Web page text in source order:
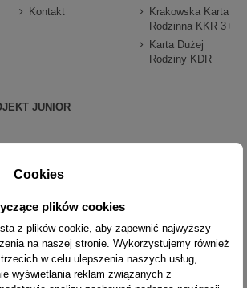
Kontakt
Krakowska Karta
Rodzinna KKR 3+
Karta Dużej
Rodziny KDR
JUNIOR
stacjonarnego:
19.00
SMS. W sprawach dotyczących
Cookies
plików cookies
z plików cookie, aby zapewnić najwyższy
na naszej stronie. Wykorzystujemy również
w celu ulepszenia naszych usług,
wyświetlania reklam związanych z